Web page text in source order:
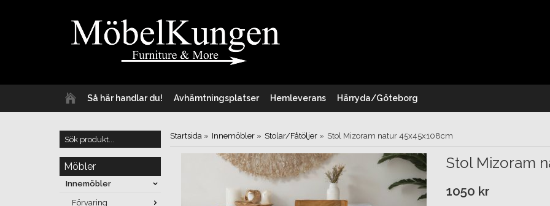
Så här handlar du! Avhämtningsplatser Hemleverans Härryda/Göteborg
Möbler
Innemöbler
Förvaring
Startsida » Innemöbler » Stolar/Fåtöljer » Stol Mizoram natur 45x45x108cm
Stol Mizoram
1050 kr